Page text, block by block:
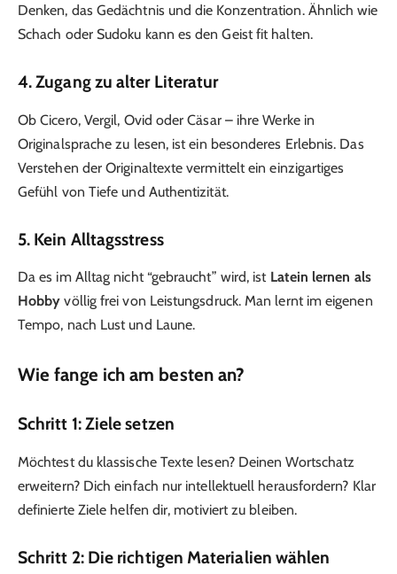
Denken, das Gedächtnis und die Konzentration. Ähnlich wie
Schach oder Sudoku kann es den Geist fit halten.
4. Zugang zu alter Literatur
Ob Cicero, Vergil, Ovid oder Cäsar – ihre Werke in
Originalsprache zu lesen, ist ein besonderes Erlebnis. Das
Verstehen der Originaltexte vermittelt ein einzigartiges
Gefühl von Tiefe und Authentizität.
5. Kein Alltagsstress
Da es im Alltag nicht “gebraucht” wird, ist Latein lernen als
Hobby völlig frei von Leistungsdruck. Man lernt im eigenen
Tempo, nach Lust und Laune.
Wie fange ich am besten an?
Schritt 1: Ziele setzen
Möchtest du klassische Texte lesen? Deinen Wortschatz
erweitern? Dich einfach nur intellektuell herausfordern? Klar
definierte Ziele helfen dir, motiviert zu bleiben.
Schritt 2: Die richtigen Materialien wählen